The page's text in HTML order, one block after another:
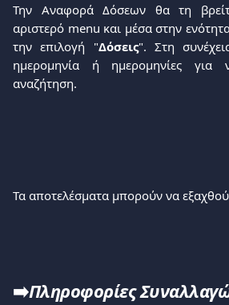
Την Αναφορά Δόσεων θα τη
αριστερό menu και μέσα στην
την επιλογή "Δόσεις". Στη
ημερομηνία ή ημερομηνίες για
αναζήτηση.
Τα αποτελέσματα μπορούν να
➡️Πληροφορίες